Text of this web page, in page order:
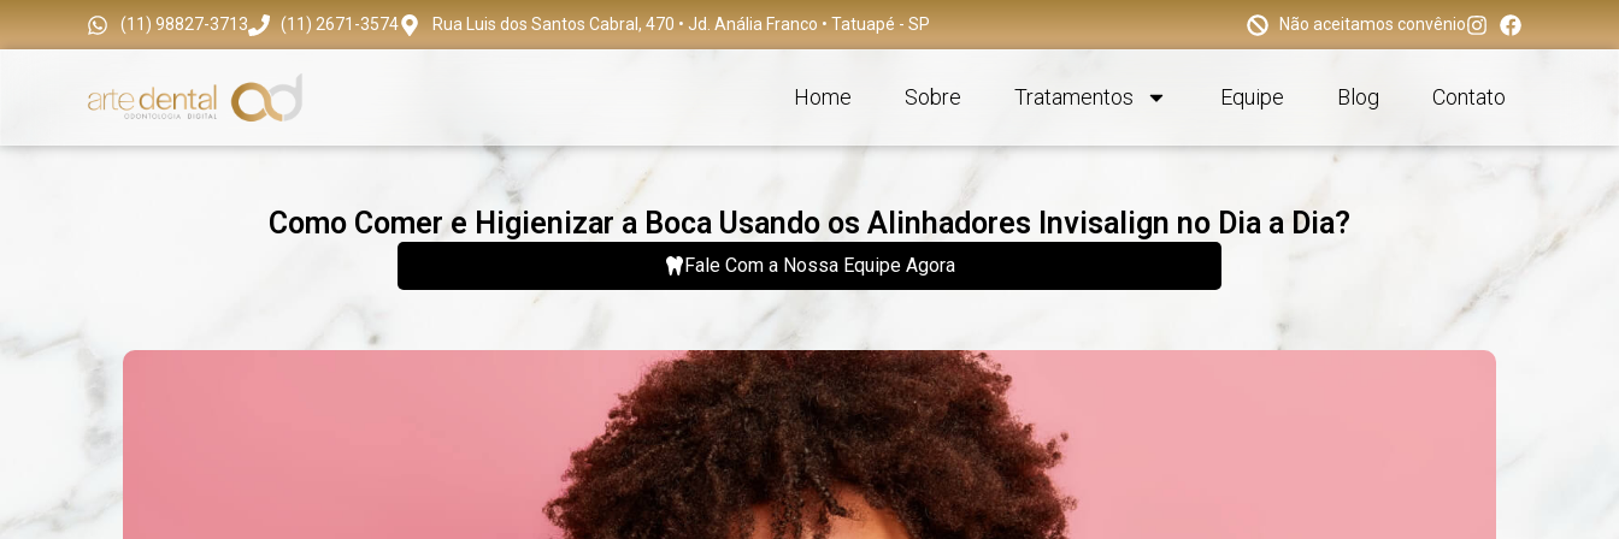
(11) 98827-3713 (11) 2671-3574 Rua Luis dos Santos Cabral, 470 • Jd. Anália Franco • Tatuapé - SP Não aceitamos convênio
Home Sobre Tratamentos Equipe Blog Contato
Como Comer e Higienizar a Boca Usando os Alinhadores Invisalign no Dia a Dia?
Fale Com a Nossa Equipe Agora